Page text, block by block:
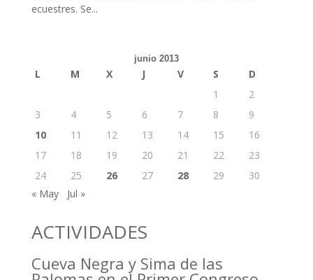
ecuestres. Se...
junio 2013
L M X J V S
D
1
2
3
4 5 6 7 8
9
10
11 12 13 14 15
16
17
18 19 20 21 22
23
24
25 26 27 28 29
30
« May
Jul »
ACTIVIDADES
Cueva Negra y Sima de las